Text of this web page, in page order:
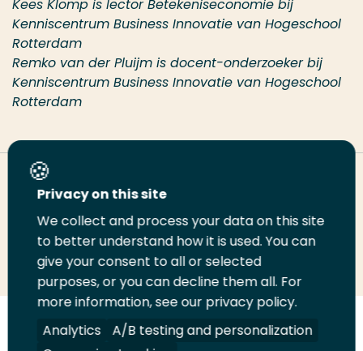
Kees Klomp is lector Betekeniseconomie bij
Kenniscentrum Business Innovatie van Hogeschool
Rotterdam
Remko van der Pluijm is docent-onderzoeker bij
Kenniscentrum Business Innovatie van Hogeschool
Rotterdam
Deel deze pagina
Deel
LinkedIn
Deel
op
Twitter
Deel
op
Facebook
Email
deze
pagina
Print
deze
pagina
VolgVolgVolgVolg
Privacy on this site
We collect and process your data on this site
to better understand how it is used. You can
give your consent to all or selected
purposes, or you can decline them all. For
more information, see our privacy policy.
Analytics
A/B testing and personalization